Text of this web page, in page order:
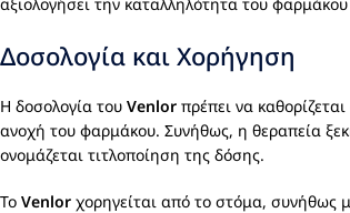
Δοσολογία και Χορήγηση
Η δοσολογία του Venlor πρέπει να
ανοχή του φαρμάκου. Συνήθως, η θεραπεία
ονομάζεται τιτλοποίηση της δόσης.
Το Venlor χορηγείται από το στόμα, συνήθως